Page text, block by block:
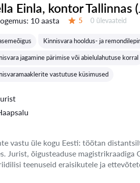
Einla, kontor Tallinnas
10 aasta 5 Ülevaateid:
0 ülevaateid
Kinnisvara hooldus- ja
jagamine pärimise või abielulahutuse korral
vastutuse küsimused
vastu üle kogu Eesti: töötan
Jurist, õigusteaduse magistrikraadiga
teenuseid eraisikutele ja